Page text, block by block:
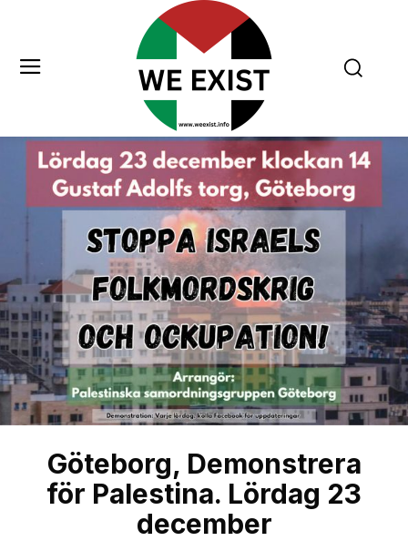
Göteborg, Demonstrera
för Palestina. Lördag 23
december